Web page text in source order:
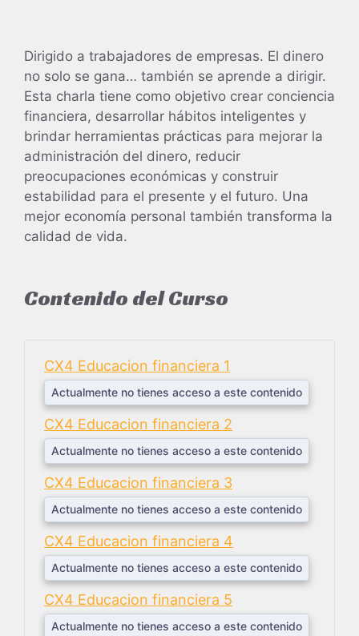
Dirigido a trabajadores de empresas. El dinero
no solo se gana… también se aprende a dirigir.
Esta charla tiene como objetivo crear conciencia
financiera, desarrollar hábitos inteligentes y
brindar herramientas prácticas para mejorar la
administración del dinero, reducir
preocupaciones económicas y construir
estabilidad para el presente y el futuro. Una
mejor economía personal también transforma la
calidad de vida.
Contenido del Curso
CX4 Educacion financiera 1
Actualmente no tienes acceso a este contenido
CX4 Educacion financiera 2
Actualmente no tienes acceso a este contenido
CX4 Educacion financiera 3
Actualmente no tienes acceso a este contenido
CX4 Educacion financiera 4
Actualmente no tienes acceso a este contenido
CX4 Educacion financiera 5
Actualmente no tienes acceso a este contenido